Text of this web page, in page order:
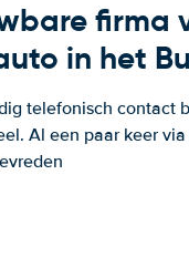
firma
in het
telefonisch contact
Al een paar keer